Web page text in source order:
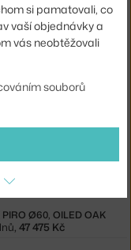
,54 975 Kč
PIRO Ø60, OILED OAK
, 47 475 Kč
si pamatovali, co
vaší objednávky a
vás neobtěžovali
souborů